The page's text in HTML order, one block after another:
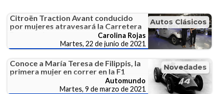
Autos Clásicos
Citroën Traction Avant conducido
por mujeres atravesará la Carretera
Carolina Rojas
Martes, 22 de junio de 2021
Novedades
Conoce a María Teresa de Filippis, la
primera mujer en correr en la F1
Automundo
Martes, 9 de marzo de 2021